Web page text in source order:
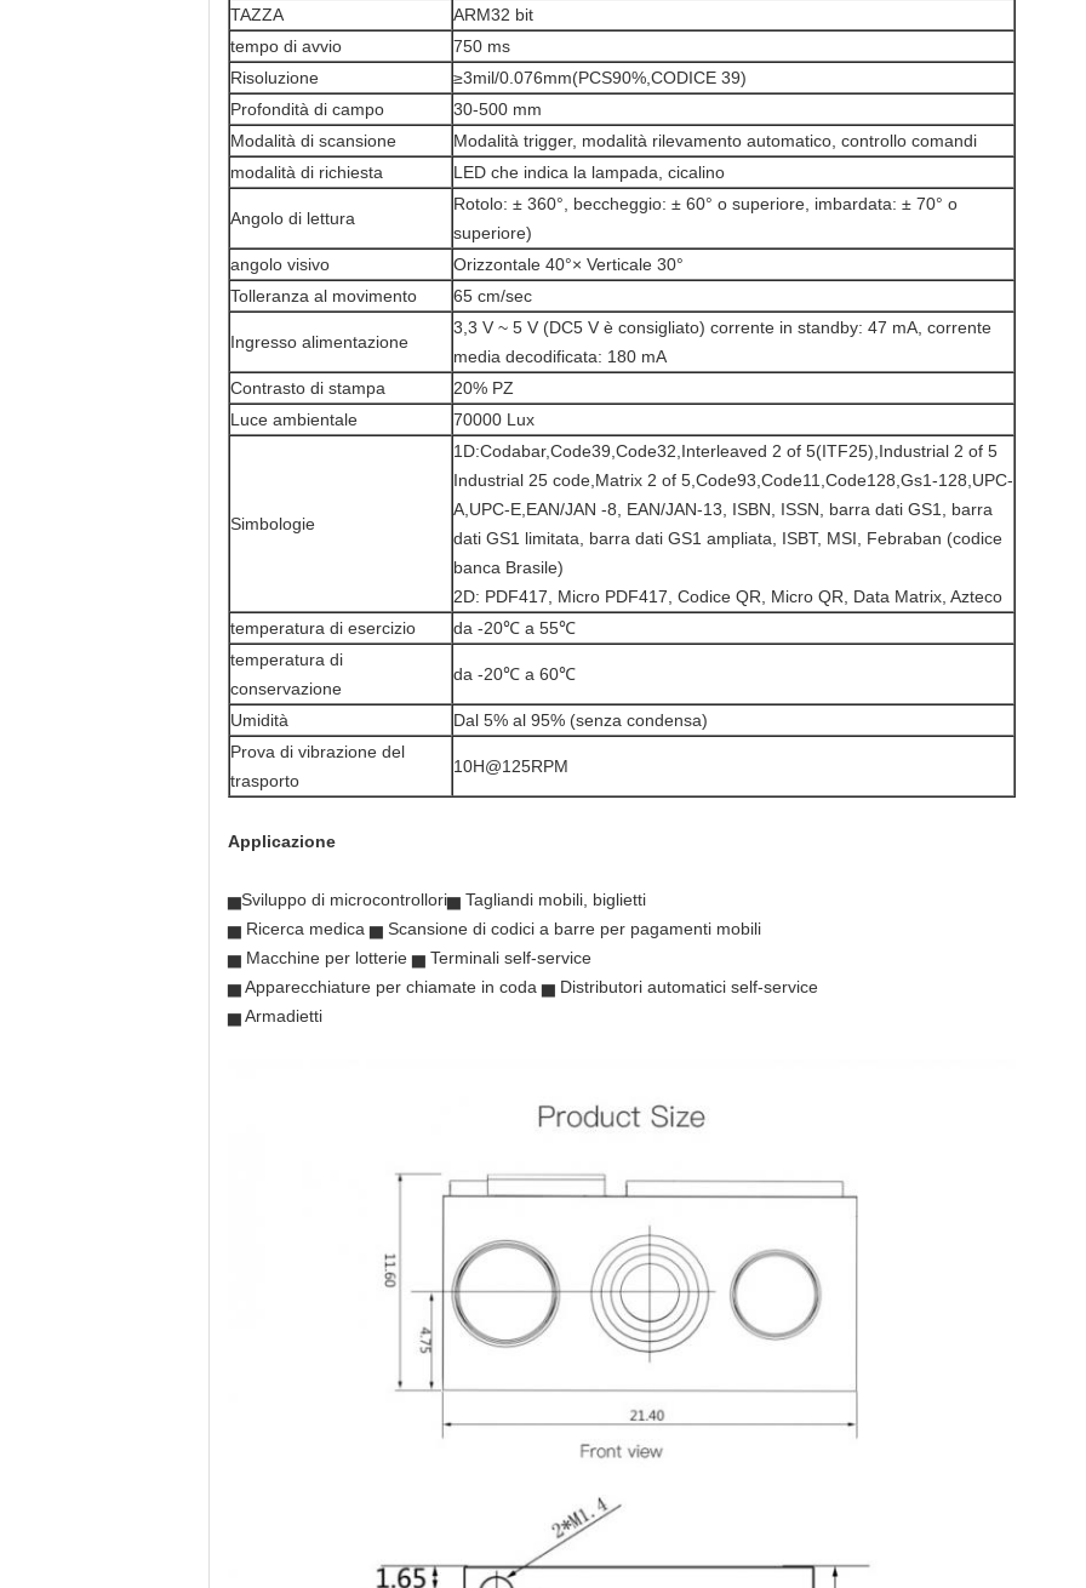
TAZZA
ARM32 bit
tempo di avvio
750 ms
Risoluzione
≥3mil/0.076mm(PCS90%,CODICE 39)
Profondità di campo
30-500 mm
Modalità di scansione
Modalità trigger, modalità rilevamento automatico, controllo comandi
modalità di richiesta
LED che indica la lampada, cicalino
Angolo di lettura
Rotolo: ± 360°, beccheggio: ± 60° o superiore, imbardata: ± 70° o
superiore)
angolo visivo
Orizzontale 40°× Verticale 30°
Tolleranza al movimento
65 cm/sec
Ingresso alimentazione
3,3 V ~ 5 V (DC5 V è consigliato) corrente in standby: 47 mA, corrente
media decodificata: 180 mA
Contrasto di stampa
20% PZ
Luce ambientale
70000 Lux
Simbologie
1D:Codabar,Code39,Code32,Interleaved 2 of 5(ITF25),Industrial 2 of 5
Industrial 25 code,Matrix 2 of 5,Code93,Code11,Code128,Gs1-128,UPC-
A,UPC-E,EAN/JAN -8, EAN/JAN-13, ISBN, ISSN, barra dati GS1, barra
dati GS1 limitata, barra dati GS1 ampliata, ISBT, MSI, Febraban (codice
banca Brasile)
2D: PDF417, Micro PDF417, Codice QR, Micro QR, Data Matrix, Azteco
temperatura di esercizio
da -20℃ a 55℃
temperatura di
conservazione
da -20℃ a 60℃
Umidità
Dal 5% al ​​95% (senza condensa)
Prova di vibrazione del
trasporto
10H@125RPM
Applicazione
▅Sviluppo di microcontrollori▅ Tagliandi mobili, biglietti
▅ Ricerca medica ▅ Scansione di codici a barre per pagamenti mobili
▅ Macchine per lotterie ▅ Terminali self-service
▅ Apparecchiature per chiamate in coda ▅ Distributori automatici self-service
▅ Armadietti